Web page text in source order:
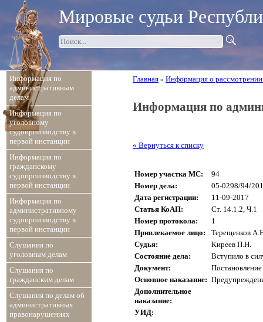
Информация по
административным
делам
Информация по
уголовному
судопроизводству в
первой инстанции
Информация по
гражданскому
судопроизводству в
первой инстанции
Информация по
административному
судопроизводству в
первой инстанции
Слушания по
уголовным делам
Слушания по
гражданским делам
Слушания по делам об
административных
правонарушениях
Мировые судьи
Главная » Информация о рассмотрении
Информация по
« Вернуться к списку
Номер участка МС:
94
Номер дела:
05-0298/94/
Дата регистрации:
11-09-2017
Статья КоАП:
Ст. 14.1.2, Ч.1
Номер протокола:
1
Привлекаемое лицо:
Терещенков
Судья:
Киреев П.Н.
Состояние дела:
Вступило в
Документ:
Основное наказание:
Дополнительное
наказание:
УИД: